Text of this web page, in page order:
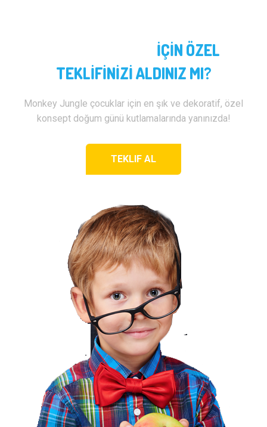
İÇİN ÖZEL
TEKLİFİNİZİ ALDINIZ MI?
Monkey Jungle çocuklar için en şık ve dekoratif, özel
konsept doğum günü kutlamalarında yanınızda!
TEKLIF AL